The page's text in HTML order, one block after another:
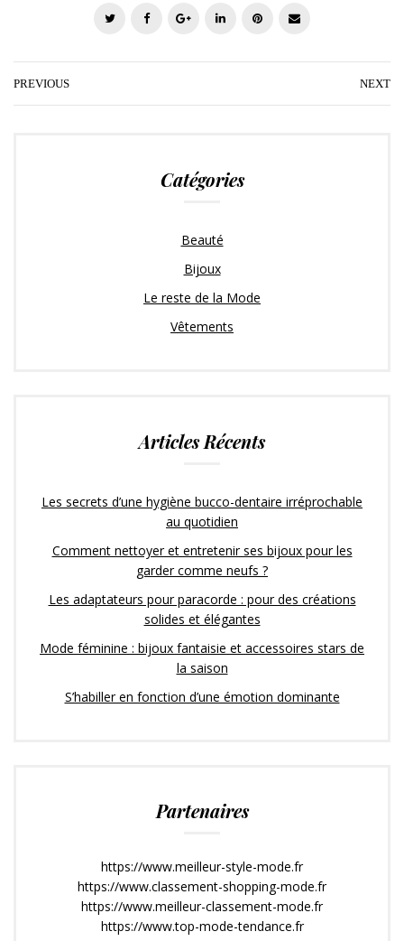
i
t
c
b
k
o
l
n
e
n
n
e
a
l
PREVIOUS NEXT
Catégories
Beauté
Bijoux
Le reste de la Mode
Vêtements
Articles Récents
Les secrets d’une hygiène bucco-dentaire irréprochable
au quotidien
Comment nettoyer et entretenir ses bijoux pour les
garder comme neufs ?
Les adaptateurs pour paracorde : pour des créations
solides et élégantes
Mode féminine : bijoux fantaisie et accessoires stars de
la saison
S’habiller en fonction d’une émotion dominante
Partenaires
https://www.meilleur-style-mode.fr
https://www.classement-shopping-mode.fr
https://www.meilleur-classement-mode.fr
https://www.top-mode-tendance.fr